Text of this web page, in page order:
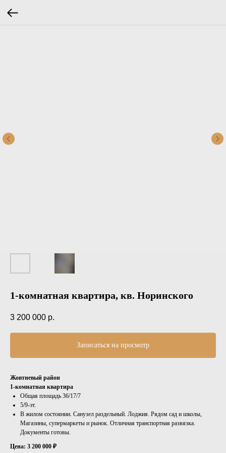
1-комнатная квартира, кв. Норинского
3 200 000 р.
Записаться на просмотр
Жовтневый район
1-комнатная квартира
Общая площадь 36/17/7
5/9-эт.
В жилом состоянии. Санузел раздельный. Лоджия. Рядом сад и школы,
Магазины, супермаркеты и рынок. Отличная транспортная развязка.
Документы готовы.
Цена: 3 200 000 ₽